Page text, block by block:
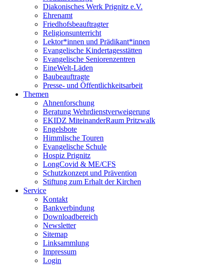
Diakonisches Werk Prignitz e.V.
Ehrenamt
Friedhofsbeauftragter
Religionsunterricht
Lektor*innen und Prädikant*innen
Evangelische Kindertagesstätten
Evangelische Seniorenzentren
EineWelt-Läden
Baubeauftragte
Presse- und Öffentlichkeitsarbeit
Themen
Ahnenforschung
Beratung Wehrdienstverweigerung
EKIDZ MiteinanderRaum Pritzwalk
Engelsbote
Himmlische Touren
Evangelische Schule
Hospiz Prignitz
LongCovid & ME/CFS
Schutzkonzept und Prävention
Stiftung zum Erhalt der Kirchen
Service
Kontakt
Bankverbindung
Downloadbereich
Newsletter
Sitemap
Linksammlung
Impressum
Login